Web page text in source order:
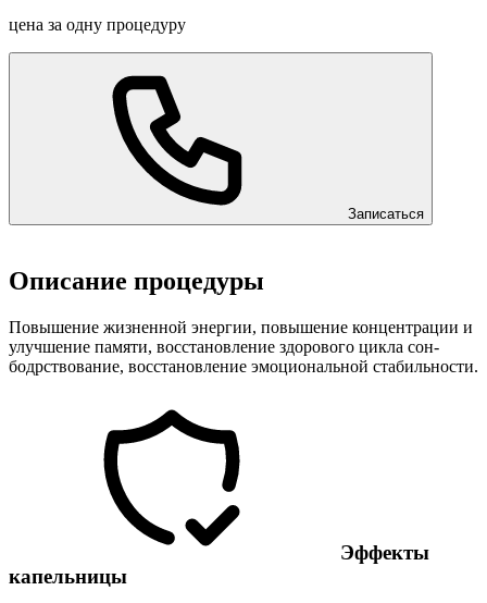
цена за одну процедуру
Записаться
Описание процедуры
Повышение жизненной энергии, повышение концентрации и
улучшение памяти, восстановление здорового цикла сон-
бодрствование, восстановление эмоциональной стабильности.
Эффекты
капельницы